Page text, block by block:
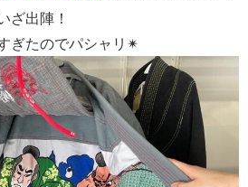
ざ出陣！
ぎたのでパシャリ✴